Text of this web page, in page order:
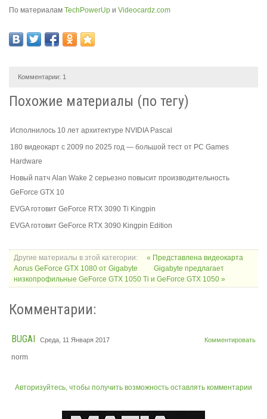
По материалам TechPowerUp и Videocardz.com
Комментарии: 1
Похожие материалы (по тегу)
Исполнилось 10 лет архитектуре NVIDIA Pascal
180 видеокарт с 2009 по 2025 год — большой тест от PC Games
Hardware
Новый патч Alan Wake 2 серьезно повысит производительность
GeForce GTX 10
EVGA готовит GeForce RTX 3090 Ti Kingpin
EVGA готовит GeForce RTX 3090 Kingpin Edition
Другие материалы в этой категории:
« Представлена видеокарта
Aorus GeForce GTX 1080 от Gigabyte
Gigabyte предлагает
низкопрофильные GeForce GTX 1050 Ti и GeForce GTX 1050 »
Комментарии:
Комментировать
BUGAI Среда, 11 Января 2017
norm
Авторизуйтесь, чтобы получить возможность оставлять комментарии